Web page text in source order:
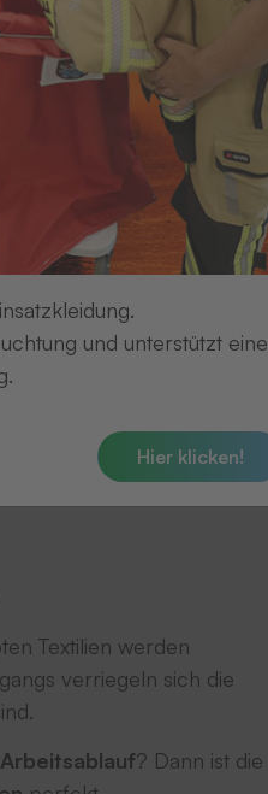
Textilien werden
verriegeln sich die
? Dann ist die
und unterstützt eine
Hier klicken!